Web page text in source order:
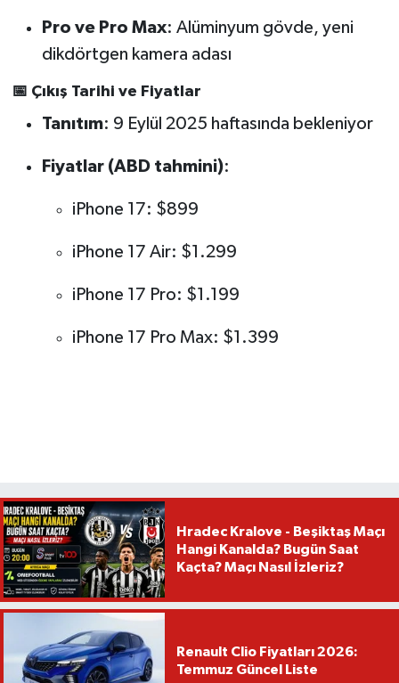
Pro ve Pro Max: Alüminyum gövde, yeni
dikdörtgen kamera adası
📅 Çıkış Tarihi ve Fiyatlar
Tanıtım: 9 Eylül 2025 haftasında bekleniyor
Fiyatlar (ABD tahmini):
iPhone 17: $899
iPhone 17 Air: $1.299
iPhone 17 Pro: $1.199
iPhone 17 Pro Max: $1.399
Hradec Kralove - Beşiktaş Maçı
Hangi Kanalda? Bugün Saat
Kaçta? Maçı Nasıl İzleriz?
Renault Clio Fiyatları 2026:
Temmuz Güncel Liste